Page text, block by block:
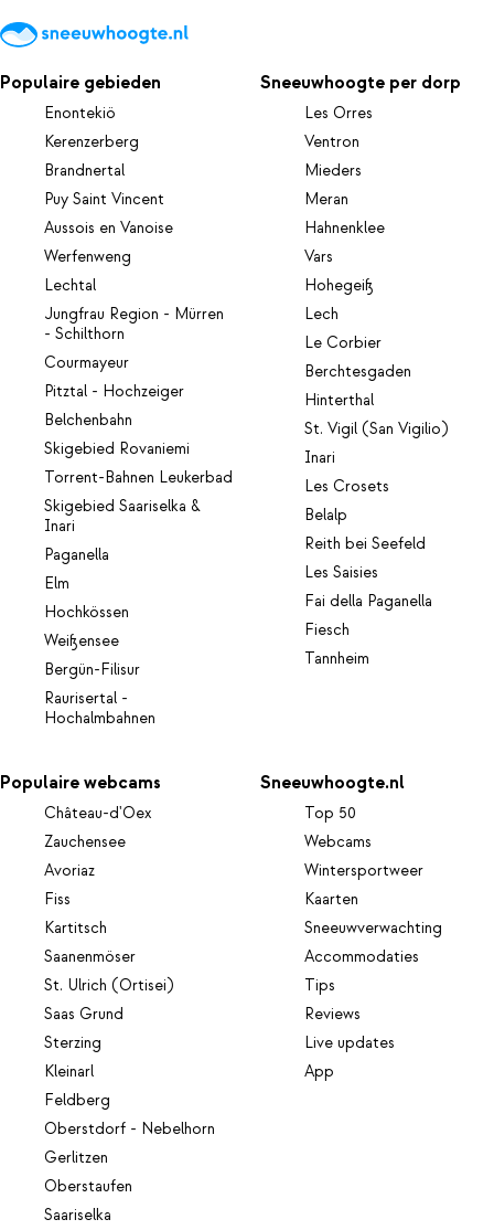
Populaire gebieden
Enontekiö
Kerenzerberg
Brandnertal
Puy Saint Vincent
Aussois en Vanoise
Werfenweng
Lechtal
Jungfrau Region - Mürren
- Schilthorn
Courmayeur
Pitztal - Hochzeiger
Belchenbahn
Skigebied Rovaniemi
Torrent-Bahnen Leukerbad
Skigebied Saariselka &
Inari
Paganella
Elm
Hochkössen
Weißensee
Bergün-Filisur
Raurisertal -
Hochalmbahnen
Sneeuwhoogte per dorp
Les Orres
Ventron
Mieders
Meran
Hahnenklee
Vars
Hohegeiß
Lech
Le Corbier
Berchtesgaden
Hinterthal
St. Vigil (San Vigilio)
Inari
Les Crosets
Belalp
Reith bei Seefeld
Les Saisies
Fai della Paganella
Fiesch
Tannheim
Populaire webcams
Château-d'Oex
Zauchensee
Avoriaz
Fiss
Kartitsch
Saanenmöser
St. Ulrich (Ortisei)
Saas Grund
Sterzing
Kleinarl
Feldberg
Oberstdorf - Nebelhorn
Gerlitzen
Oberstaufen
Saariselka
Sneeuwhoogte.nl
Top 50
Webcams
Wintersportweer
Kaarten
Sneeuwverwachting
Accommodaties
Tips
Reviews
Live updates
App